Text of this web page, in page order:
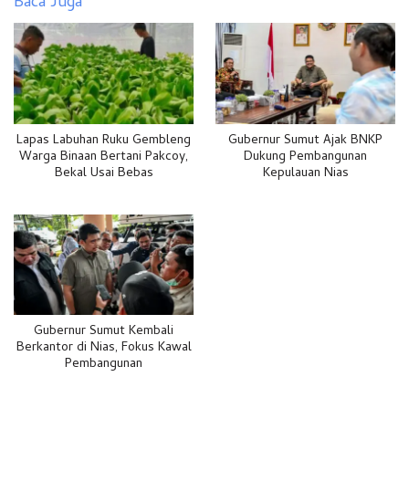
Lapas Labuhan Ruku Gembleng
Warga Binaan Bertani Pakcoy,
Bekal Usai Bebas
Gubernur Sumut Ajak BNKP
Dukung Pembangunan
Kepulauan Nias
Gubernur Sumut Kembali
Berkantor di Nias, Fokus Kawal
Pembangunan